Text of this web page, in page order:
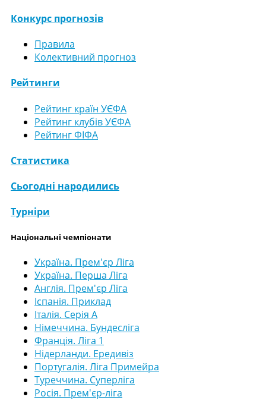
Конкурс прогнозів
Правила
Колективний прогноз
Рейтинги
Рейтинг країн УЄФА
Рейтинг клубів УЄФА
Рейтинг ФІФА
Статистика
Сьогодні народились
Турніри
Національні чемпіонати
Україна. Прем'єр Ліга
Україна. Перша Ліга
Англія. Прем'єр Ліга
Іспанія. Приклад
Італія. Серія А
Німеччина. Бундесліга
Франція. Ліга 1
Нідерланди. Ередивіз
Португалія. Ліга Примейра
Туреччина. Суперліга
Росія. Прем'єр-ліга